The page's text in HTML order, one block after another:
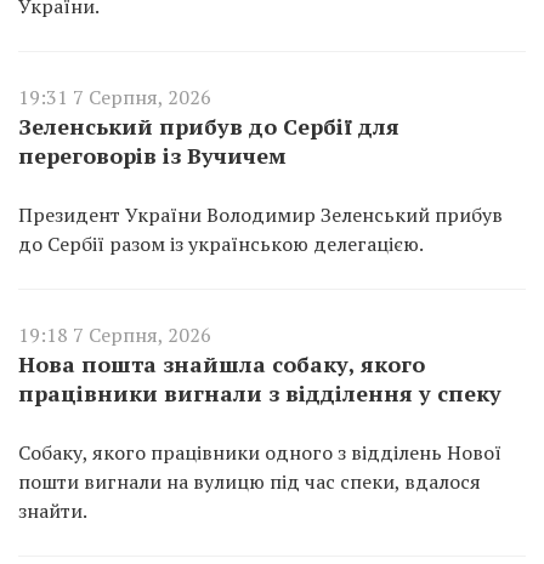
України.
19:31 7 Серпня, 2026
Зеленський прибув до Сербії для
переговорів із Вучичем
Президент України Володимир Зеленський прибув
до Сербії разом із українською делегацією.
19:18 7 Серпня, 2026
Нова пошта знайшла собаку, якого
працівники вигнали з відділення у спеку
Собаку, якого працівники одного з відділень Нової
пошти вигнали на вулицю під час спеки, вдалося
знайти.